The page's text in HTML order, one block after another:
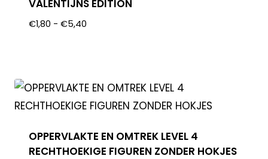
VALENTIJNS EDITION
€1,80 - €5,40
OPPERVLAKTE EN OMTREK LEVEL 4
RECHTHOEKIGE FIGUREN ZONDER HOKJES